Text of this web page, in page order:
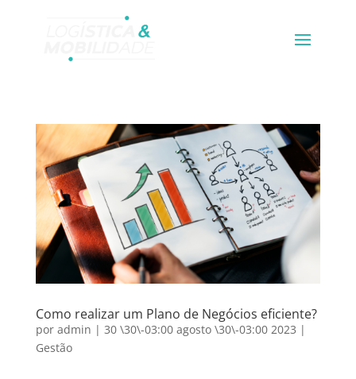
Como realizar um Plano de Negócios eficiente?
por admin | 30 \30\-03:00 agosto \30\-03:00 2023 |
Gestão